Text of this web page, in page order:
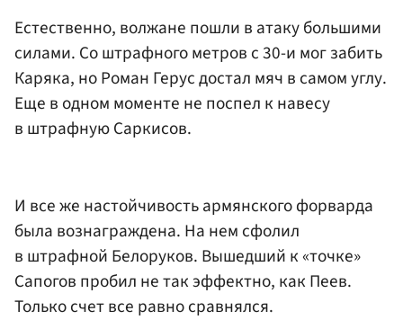
Естественно, волжане пошли в атаку большими
силами. Со штрафного метров с 30-и мог забить
Каряка, но Роман Герус достал мяч в самом углу.
Еще в одном моменте не поспел к навесу
в штрафную Саркисов.
И все же настойчивость армянского форварда
была вознаграждена. На нем сфолил
в штрафной Белоруков. Вышедший к «точке»
Сапогов пробил не так эффектно, как Пеев.
Только счет все равно сравнялся.